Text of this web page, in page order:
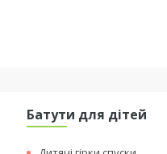
Батути для дітей